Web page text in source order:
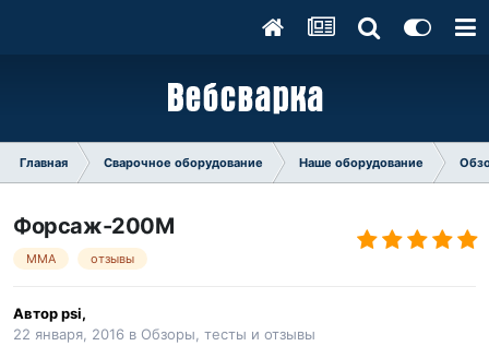
Главная Сварочное оборудование Наше оборудование
Форсаж-200М
MMA отзывы
Авторpsi,
22 января, 2016 в Обзоры, тесты и отзывы